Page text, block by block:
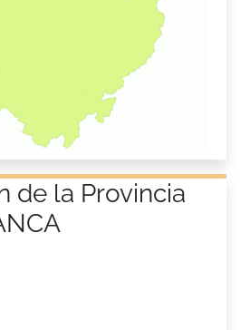
de la Provincia